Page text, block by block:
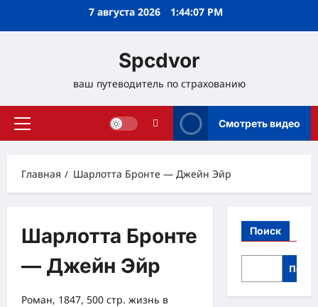
7 августа 2026 1:44:08 PM
Spcdvor
ваш путеводитель по страхованию
Основное
Смотреть видео
Главная Шарлотта Бронте — Джейн Эйр
Шарлотта Бронте
— Джейн Эйр
Роман, 1847, 500 стр. жизнь в
Поиск
Поиск